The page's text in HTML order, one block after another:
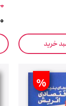
خرید
%